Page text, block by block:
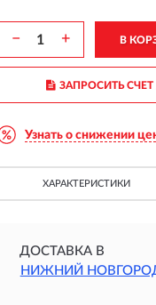
− + В
ЗАПРОСИТЬ
Узнать о снижении
ХАРАКТЕРИСТИКИ
ДОСТАВКА В
НИЖНИЙ